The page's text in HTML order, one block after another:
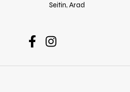
Seitin, Arad